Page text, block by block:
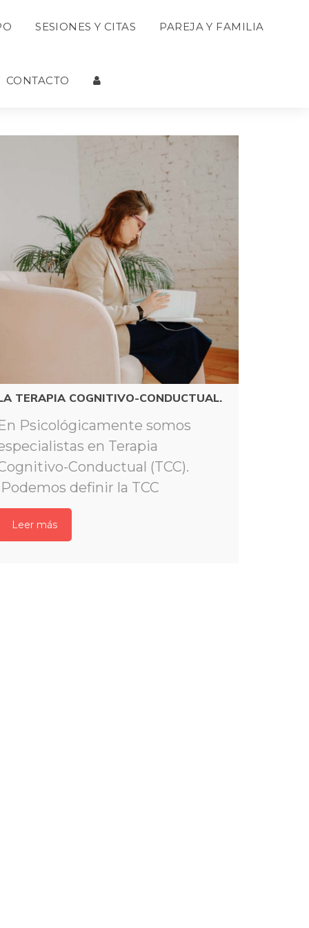
SESIONES Y CITAS
PAREJA Y FAMILIA
CONTACTO
TERAPIA COGNITIVO-CONDUCTUAL.
Psicológicamente somos
en Terapia
Conductual (TCC).
Podemos definir la TCC
Leer má